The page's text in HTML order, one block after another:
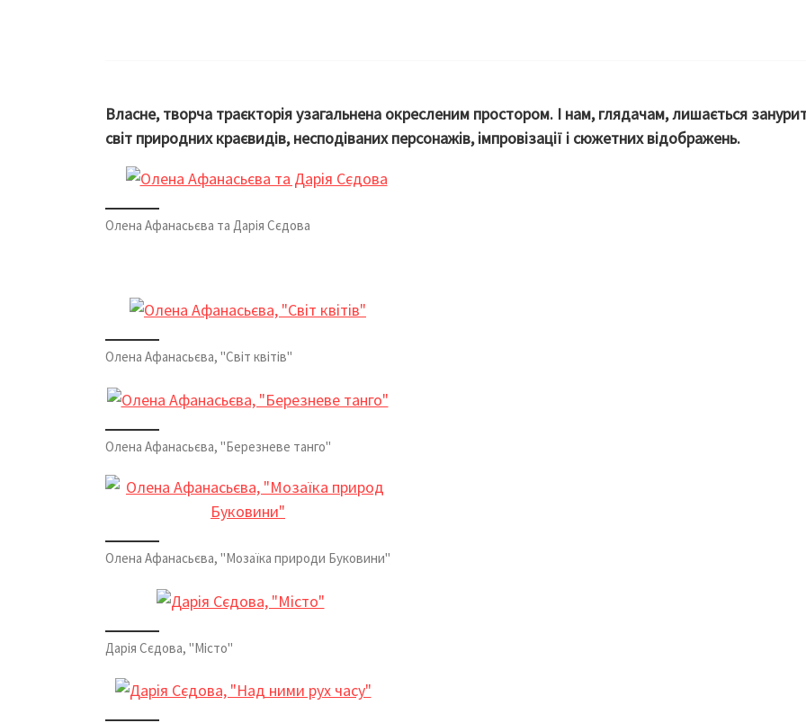
Власне, творча траєкторія узагальнена окресленим простором. І нам, глядачам, лишається
світ природних краєвидів, несподіваних персонажів, імпровізації і сюжетних відображень.
Олена Афанасьєва та Дарія Сєдова
Олена Афанасьєва, "Світ квітів"
Олена Афанасьєва, "Березневе танго"
Олена Афанасьєва, "Мозаїка природи Буковини"
Дарія Сєдова, "Місто"